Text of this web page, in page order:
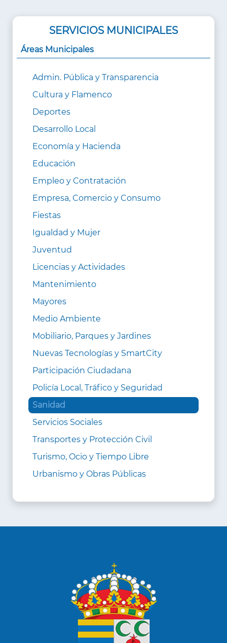
SERVICIOS MUNICIPALES
Áreas Municipales
Admin. Pública y Transparencia
Cultura y Flamenco
Deportes
Desarrollo Local
Economía y Hacienda
Educación
Empleo y Contratación
Empresa, Comercio y Consumo
Fiestas
Igualdad y Mujer
Juventud
Licencias y Actividades
Mantenimiento
Mayores
Medio Ambiente
Mobiliario, Parques y Jardines
Nuevas Tecnologías y SmartCity
Participación Ciudadana
Policía Local, Tráfico y Seguridad
Sanidad
Servicios Sociales
Transportes y Protección Civil
Turismo, Ocio y Tiempo Libre
Urbanismo y Obras Públicas